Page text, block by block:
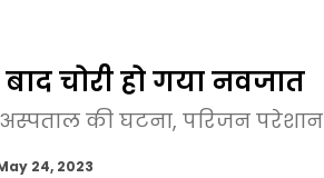
चोरी हो गया नवजात
की घटना, परिजन परेशान
24, 2023